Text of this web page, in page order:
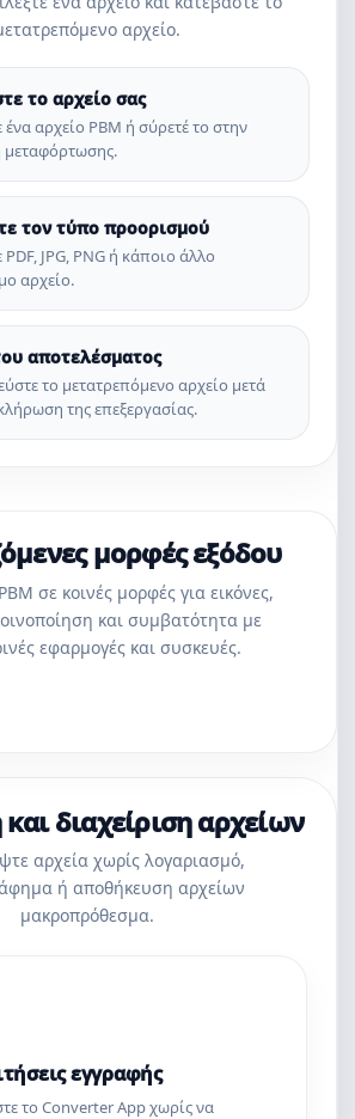
αρχείο.
το αρχείο σας
ένα αρχείο PBM ή σύρετέ το στην
μεταφόρτωσης.
τον τύπο προορισμού
PDF, JPG, PNG ή κάποιο άλλο
αρχείο.
αποτελέσματος
το μετατρεπόμενο αρχείο μετά
της επεξεργασίας.
μορφές εξόδου
σε κοινές μορφές για εικόνες,
και συμβατότητα με
εφαρμογές και συσκευές.
διαχείριση αρχείων
αρχεία χωρίς λογαριασμό,
ή αποθήκευση αρχείων
μακροπρόθεσμα.
εγγραφής
το Converter App χωρίς να